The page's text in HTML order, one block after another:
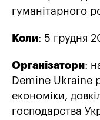
гуманітарного
Коли: 5 грудня
Організатори:
Demine Ukraine
економіки,
господарства